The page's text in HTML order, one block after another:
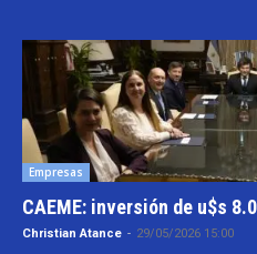
Empresas
CAEME: inversión de u$s
Christian Atance - 29/05/2026 15:00